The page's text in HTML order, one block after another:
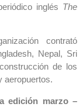
inglés The
contrató
Nepal, Sri
de los
aeropuertos.
edición marzo –